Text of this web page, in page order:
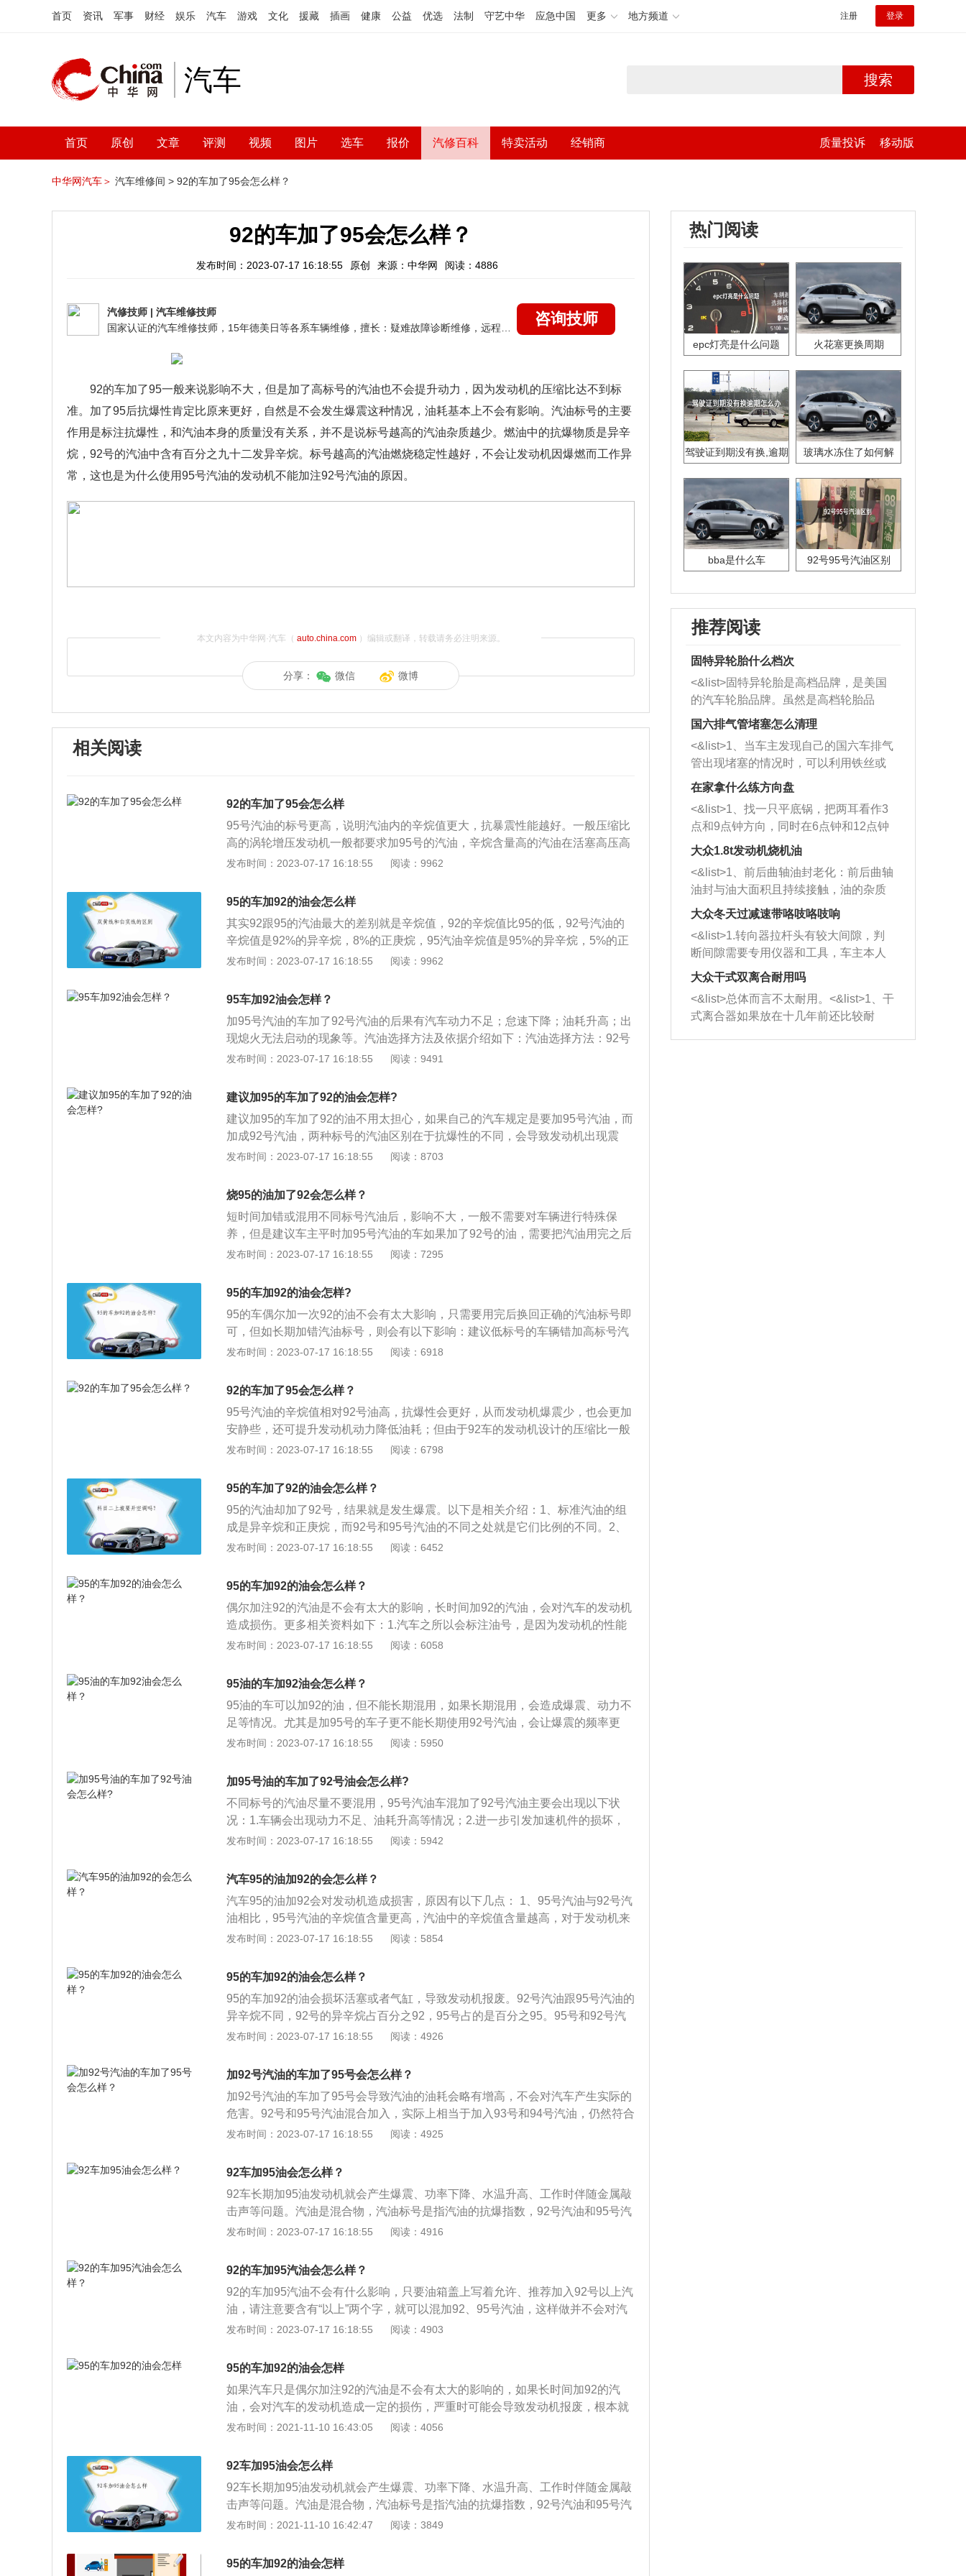
首页 资讯 军事 财经 娱乐 汽车 游戏 文化 援藏 插画 健康 公益 优选 法制 守艺中华 应急中国 更多 地方频道 注册 登录
汽车 搜索
首页 原创 文章 评测 视频 图片 选车 报价 汽修百科 特卖活动 经销商 质量投诉 移动版
中华网汽车＞ 汽车维修间 > 92的车加了95会怎么样？
92的车加了95会怎么样？
发布时间：2023-07-17 16:18:55 原创 来源：中华网 阅读：4886
汽修技师 | 汽车维修技师
咨询技师
92的车加了95一般来说影响不大，但是加了高标号的汽油也不会提升动力，因为发动机的压缩比达不到标
准。加了95后抗爆性肯定比原来更好，自然是不会发生爆震这种情况，油耗基本上不会有影响。汽油标号的主要
作用是标注抗爆性，和汽油本身的质量没有关系，并不是说标号越高的汽油杂质越少。燃油中的抗爆物质是异辛
烷，92号的汽油中含有百分之九十二发异辛烷。标号越高的汽油燃烧稳定性越好，不会让发动机因爆燃而工作异
常，这也是为什么使用95号汽油的发动机不能加注92号汽油的原因。
本文内容为中华网·汽车（ auto.china.com）编辑或翻译，转载请务必注明来源。
分享： 微信 微博
相关阅读
92的车加了95会怎么样
95号汽油的标号更高，说明汽油内的辛烷值更大，抗暴震性能越好。一般压缩比
高的涡轮增压发动机一般都要求加95号的汽油，辛烷含量高的汽油在活塞高压高
温的影响下震动频率更小，更利于发动机工作。不少朋友反应，加92号汽油的车
前角，发动机也达到了最佳工作状态。不过，有一说一，加95号汽油，养车成本
也会更高，毕竟一升贵好几毛钱呢。所以xx建议大家根据自己油箱盖标号来选择
汽油。适合自己的，才是最好的。
发布时间：2023-07-17 16:18:55 阅读：9962
95的车加92的油会怎么样
其实92跟95的汽油最大的差别就是辛烷值，92的辛烷值比95的低，92号汽油的
辛烷值是92%的异辛烷，8%的正庚烷，95汽油辛烷值是95%的异辛烷，5%的正
庚烷。如果汽车没油了，临时加92的汽油应个急也不会有太大的问题，但是因为
号的汽油，发动机的动力性、经济性和热效率等各种方面，都会有所恶化，得不
发布时间：2023-07-17 16:18:55 阅读：9962
95车加92油会怎样？
加95号汽油的车加了92号汽油的后果有汽车动力不足；怠速下降；油耗升高；出
现熄火无法启动的现象等。汽油选择方法及依据介绍如下：汽油选择方法：92号
汽油和95号汽油相差并不是太大，只是辛烷值不同所以会造成抗爆性不一样，根
选择，而且厂家也会在行车手册上标明车辆适合加哪种标号的汽油。汽油选择依
据：紧凑型轿车的发动机要求并不是太高，压缩比在8.6到9.9之间。中级车的发
动机压缩比在10到11.5之间，超过11.5可以考虑更加高标号的汽油，这些发动机
通常安装在豪华品牌的轿车上，动力也非常强。压缩比在8.6到9.8之间的发动机
适合加92号汽油，压缩比在10到11.5之间的发动机适合加95号汽油。
发布时间：2023-07-17 16:18:55 阅读：9491
建议加95的车加了92的油会怎样?
建议加95的车加了92的油不用太担心，如果自己的汽车规定是要加95号汽油，而
加成92号汽油，两种标号的汽油区别在于抗爆性的不同，会导致发动机出现震
爆、动力下降等问题的出现。92与95号汽油的区别如下：抗爆性不同：汽油标号
百分之92的异辛烷和百分之8的正庚烷成分组成，而95号则是由百分之95的异辛
烷和百分之5正庚烷组成。95号汽油稍微贵的原因就是异辛烷的比例更大。
发布时间：2023-07-17 16:18:55 阅读：8703
烧95的油加了92会怎么样？
短时间加错或混用不同标号汽油后，影响不大，一般不需要对车辆进行特殊保
养，但是建议车主平时加95号汽油的车如果加了92号的油，需要把汽油用完之后
再重新加上95号即可。以下是扩展资料：1、成分：92和95号汽油，92号汽油富
额越高，则抗爆功能越好。2、不能长时间混合增加：汽油是混合物，虽然一两
次加错或混合运用是没有大疑问，但绝不行长时间混合增加，要确保车辆的安全
及功能，最佳仍是将标号分明白再增加，不然将会直接影响发动机，还有缩短火
花塞的运用寿命，而且带来更多的尾气污染。
发布时间：2023-07-17 16:18:55 阅读：7295
95的车加92的油会怎样?
95的车偶尔加一次92的油不会有太大影响，只需要用完后换回正确的汽油标号即
可，但如长期加错汽油标号，则会有以下影响：建议低标号的车辆错加高标号汽
油不会有损伤，但辛烷值的提高会改变燃油的燃点导致发动机出现滞燃现象。也
标号的车辆使用低标号汽油会造成发动机爆震。因为辛烷值低太多，汽油燃点降
低后在压缩冲程中会被提前点燃，在压缩冲程中一旦在火花塞没有在点火之前爆
燃，上升的冲程会出现阻力。这一阻力会导致发动机的运行非常不稳定，如果是
无感爆震只是噪音加大，对发动机的损伤并不明显；如是有明显爆震感则说明发
动机的工况已经非常严重，震动影响的不仅是行驶稳定性，而且会造成活塞和气
可以在油箱盖上查看，油箱盖上也会有标明。通常也可以根据发动机的压缩比决
定加的油号，发动机压缩比在8.6-9.9之间的汽车选择92号汽油，发动机压缩比在
10.0-11.5之间的汽车选择95号汽油，如果压缩比更高，则选择98号汽油，但现在
可以调校成用低标号的汽油。因为除了压缩比以外，还有其他因素的影响，比如
辛烷值越高，抗爆性越好。92号汽油富含92%的异辛烷，8%的正庚烷；而95号
汽油富含95%的异辛烷，5%的正庚烷。
发布时间：2023-07-17 16:18:55 阅读：6918
92的车加了95会怎么样？
95号汽油的辛烷值相对92号油高，抗爆性会更好，从而发动机爆震少，也会更加
安静些，还可提升发动机动力降低油耗；但由于92车的发动机设计的压缩比一般
会比较低，不能充分利用95汽油的特性，可能会是汽油压缩、燃烧不充分，从而
下是相关介绍：1，汽油标号的意思：汽油的标号所代表的是汽油的辛烷值，标
号越高辛烷值越高，表示汽油的抗爆性也就越好。实际上汽油标号与燃油是否洁
净并无关系。2、高标号汽油的误区：很多人以为高标号汽油更好，会使发动机
的动力更强，清洁效果更好，实际上这都不正确，使用过高标号汽油，不但对发
动机没好处，反而会更容易产生影响，纯粹是浪费金钱，例如可能燃烧不完全更
号，但是却加了92，会因为燃油标号太低，可能出现爆燃爆震现象，动力有所下
降。
发布时间：2023-07-17 16:18:55 阅读：6798
95的车加了92的油会怎么样？
95的汽油却加了92号，结果就是发生爆震。以下是相关介绍：1、标准汽油的组
成是异辛烷和正庚烷，而92号和95号汽油的不同之处就是它们比例的不同。2、
其中92号汽油是由92%的异辛烷和8%的正庚烷组成，而95号则是95%的异辛烷
并不是大家传说中的标号越高越好，需要依据发动机的压缩比选择不同标号的汽
发布时间：2023-07-17 16:18:55 阅读：6452
95的车加92的油会怎么样？
偶尔加注92的汽油是不会有太大的影响，长时间加92的汽油，会对汽车的发动机
造成损伤。更多相关资料如下：1.汽车之所以会标注油号，是因为发动机的性能
不同，使用汽油标号越高的汽车，发动机的抗爆性能就越好，如果发动机的燃油
会影响汽车的点火系统、喷油嘴以及火花塞的使用周期，严重时可能会引起发动
机抖动、气门弯曲、气门盖损坏等问题。
发布时间：2023-07-17 16:18:55 阅读：6058
95油的车加92油会怎么样？
95油的车可以加92的油，但不能长期混用，如果长期混用，会造成爆震、动力不
足等情况。尤其是加95号的车子更不能长期使用92号汽油，会让爆震的频率更
高，对发动机的磨损会加重。同时95的车加92的油时要注意驾驶，一定不能过度
如果是高速运转的情况下，就要加更高标号的油品，不然发动机超负荷可能导致
一系列的问题发生。以下是有关95与92汽油的划分：1、92号汽油就是辛烷值为9
2的汽油，适合中档车（压缩比比较低的车），2013年12月18日国家质量监督检
验检疫总局和国家标准化管理委员会联合发布了第五阶段车用汽油国家标准(GB-
17930—2013替代GB-17930—2011)。2、95号汽油，就是研究法辛烷值（RO
发布时间：2023-07-17 16:18:55 阅读：5950
加95号油的车加了92号油会怎么样?
不同标号的汽油尽量不要混用，95号汽油车混加了92号汽油主要会出现以下状
况：1.车辆会出现动力不足、油耗升高等情况；2.进一步引发加速机件的损坏，
导致车辆的发动机故障灯会报警；3.有些车辆会出现熄火无法启动的现象。以下
机产生爆燃现象，进一步导致活塞、连杆、缸盖等零件过载和损坏；（2）发动
机过热，使更多的燃烧产物分解，排气温度增高，发动机功率下降，油耗增加；
（3）发动机温度增高，会使运动机件润滑不良，出现异常磨损。2.低标号汽油车
混加了高标号汽油：（1）导致滞燃现象出现，最终导致汽油燃烧不充分，发动
机内积碳增多，损伤发动机。
发布时间：2023-07-17 16:18:55 阅读：5942
汽车95的油加92的会怎么样？
汽车95的油加92会对发动机造成损害，原因有以下几点： 1、95号汽油与92号汽
油相比，95号汽油的辛烷值含量更高，汽油中的辛烷值含量越高，对于发动机来
说则就是抗爆性越好。发动机的压缩比越高，其对应的汽油标号就要越高，主要
易发生发动机爆震的问题。 2、高标号油加成低标号油，汽车会出现动力不足、
油耗标高等现象，长期下去对发动机会造成损害。
发布时间：2023-07-17 16:18:55 阅读：5854
95的车加92的油会怎么样？
95的车加92的油会损坏活塞或者气缸，导致发动机报废。92号汽油跟95号汽油的
异辛烷不同，92号的异辛烷占百分之92，95号占的是百分之95。95号和92号汽
油抗爆性也不同，抗爆性指的是爆震，爆震是汽油在燃烧时的一种非正常燃烧。
表示，辛烷值越高，抗爆性越好。汽油抗爆能力的大小与化学组成有关。
发布时间：2023-07-17 16:18:55 阅读：4926
加92号汽油的车加了95号会怎么样？
加92号汽油的车加了95号会导致汽油的油耗会略有增高，不会对汽车产生实际的
危害。92号和95号汽油混合加入，实际上相当于加入93号和94号汽油，仍然符合
汽油发动机的标号范围需求。混合汽油加入以后，发动机ecu会自动控制点火提
和汽油的质量没有任何关系，发动机活塞在下止点到上止点压缩过程中，会对燃
烧室内的混合气体进行压缩，同时产生高温高压，低标号汽油燃点低燃烧速度
快，抗爆性差，在高压缩比发动机内，容易被提前压缩燃烧，高标号汽油燃烧速
度慢和燃点相对更高，抗爆性好，允许气缸压力或温度更高，可以防止汽油在高
温高压下被提前压缩燃烧。
发布时间：2023-07-17 16:18:55 阅读：4925
92车加95油会怎么样？
92车长期加95油发动机就会产生爆震、功率下降、水温升高、工作时伴随金属敲
击声等问题。汽油是混合物，汽油标号是指汽油的抗爆指数，92号汽油和95号汽
油严格来说不能混用，不过两者的化学成分等各方面都比较接近，抗暴震性强。
花塞的使用寿命，还会带来更多的尾气污染。各种标号、型号的汽油混合用，在
短期内不会有明显的问题，积碳和油路堵塞都是长期混用所致。
发布时间：2023-07-17 16:18:55 阅读：4916
92的车加95汽油会怎么样？
92的车加95汽油不会有什么影响，只要油箱盖上写着允许、推荐加入92号以上汽
油，请注意要含有“以上”两个字，就可以混加92、95号汽油，这样做并不会对汽
车产生实际的危害，只不过混合加入的第一箱汽油的油耗会略有增高。92与95号
异辛烷、百分之八的正庚烷；95号汽油含有百分之九十五的异辛烷、百分之五的
发布时间：2023-07-17 16:18:55 阅读：4903
95的车加92的油会怎样
如果汽车只是偶尔加注92的汽油是不会有太大的影响的，如果长时间加92的汽
油，会对汽车的发动机造成一定的损伤，严重时可能会导致发动机报废，根本就
没有维修的价值。汽车之所以会标注油号，是因为发动机的性能不同，使用汽油
发动机就必须加注95号汽油。如果长期使用不同标号的汽油，会影响汽车的点火
系统、喷油嘴以及火花塞的使用周期，严重时可能会引起发动机抖动、气门弯
曲、气门盖损坏等问题。92号汽油与95号汽油的区别：92号汽油就是辛烷值为92
的汽油。95号汽油就是辛烷值为95的汽油。这两种型号的机油使用的化学成分都
比较相似，但是95号汽油的燃油效率更高，为汽车提供的动力更充足。一般自然
发布时间：2021-11-10 16:43:05 阅读：4056
92车加95油会怎么样
92车长期加95油发动机就会产生爆震、功率下降、水温升高、工作时伴随金属敲
击声等问题。汽油是混合物，汽油标号是指汽油的抗爆指数，92号汽油和95号汽
油严格来说不能混用，不过两者的化学成分等各方面都比较接近，抗暴震性强。
花塞的使用寿命，还会带来更多的尾气污染。各种标号、型号的汽油混合用，在
短期内不会有明显的问题，积碳和油路堵塞都是长期混用所致。
发布时间：2021-11-10 16:42:47 阅读：3849
95的车加92的油会怎样
热门阅读
epc灯亮是什么问题 火花塞更换周期
驾驶证到期没有换,逾期
玻璃水冻住了如何解
bba是什么车 92号95号汽油区别
推荐阅读
固特异轮胎什么档次
<&list>固特异轮胎是高档品牌，是美国
的汽车轮胎品牌。虽然是高档轮胎品
牌，但是中高低端的轮胎都有生产，这
也是为了更好的开拓市场。
国六排气管堵塞怎么清理
<&list>1、当车主发现自己的国六车排气
管出现堵塞的情况时，可以利用铁丝或
者是细棍，直接将杂物给取出来，如果
堵塞情况比较严重，也可以采取应急措
施。 <&list>2、直接利用木棍将所有的
杂物推到排气管里面的位置处，然后将
三元催化器拆解开，就可以将堵塞的东
西取出来。但如果是因为积碳过多引起
的堵塞，就需要将三元催化器泡在草酸
洗剂对堵塞的情况得到解决，将清洗剂
放在燃油箱中，与燃油混合后，车辆启
动时，就可以和汽油一起进入到燃烧
室，最后形成废气排出，就可以让三元
催化器得到清洗，排气管堵塞的情况就
能够得到解决。
在家拿什么练方向盘
<&list>1、找一只平底锅，把两耳看作3
点和9点钟方向，同时在6点钟和12点钟
方向做一个标记。 <&list>2、双手握住
一圈半的练习，往右同样也要打相同的
圈数。 <&list>3、最后强调要反复练
习，这样就可以形成肌肉记忆，在真实
驾驶车辆时，不需要记忆也能打好方
向。
大众1.8t发动机烧机油
<&list>1、前后曲轴油封老化：前后曲轴
油封与油大面积且持续接触，油的杂质
和发动机内持续温度变化使其密封效果
逐渐减弱，导致渗油或漏油。<&list>2、
活塞间隙过大：积碳会使活塞环与缸体
的间隙扩大，导致机油流入燃烧室中，
造成烧机油。<&list>3、机油粘度。使用
机油粘度过小的话，同样会有烧机油现
象，机油粘度过小具有很好的流动性，
大众冬天过减速带咯吱咯吱响
<&list>1.转向器拉杆头有较大间隙，判
断间隙需要专用仪器和工具，车主本人
无法制作，需要将车辆送到修理厂或4s
店；<&list>2.车辆半轴套管防尘罩破
裂，破裂后会出现漏油现象，使半轴磨
损严重，磨损的半轴容易损坏，产生异
响；<&list>3.稳定器的转向胶套和球头
大众干式双离合耐用吗
<&list>总体而言不太耐用。<&list>1、干
式离合器如果放在十几年前还比较耐